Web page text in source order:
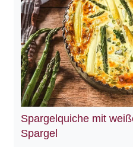
Spargelquiche mit
Spargel